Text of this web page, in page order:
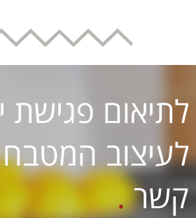
לתיאום פגישת
לעיצוב המטבח
קשר.